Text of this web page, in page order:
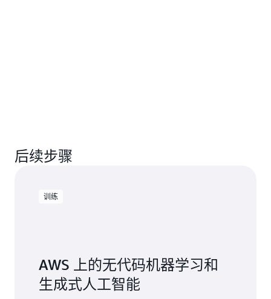
后续步骤
训练
AWS 上的无代码机器学习和
生成式人工智能